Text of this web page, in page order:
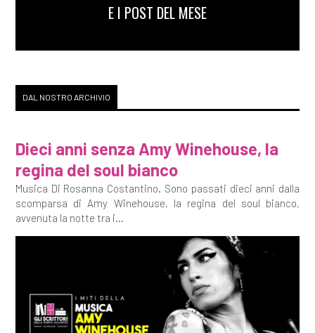
E I POST DEL MESE
DAL NOSTRO ARCHIVIO
Dieci anni senza Amy Winehouse, la
regina del soul bianco
Musica Di Rosanna Costantino. Sono passati dieci anni dalla
scomparsa di Amy Winehouse, la regina del soul bianco,
avvenuta la notte tra i...